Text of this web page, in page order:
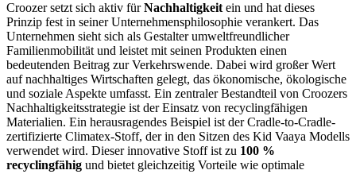
Croozer setzt sich aktiv fürNachhaltigkeit ein und hat dieses
Prinzip fest in seiner Unternehmensphilosophie verankert. Das
Unternehmen sieht sich als Gestalter umweltfreundlicher
Familienmobilität und leistet mit seinen Produkten einen
bedeutenden Beitrag zur Verkehrswende. Dabei wird großer Wert
auf nachhaltiges Wirtschaften gelegt, das ökonomische, ökologische
und soziale Aspekte umfasst. Ein zentraler Bestandteil von Croozers
Nachhaltigkeitsstrategie ist der Einsatz von recyclingfähigen
Materialien. Ein herausragendes Beispiel ist der Cradle-to-Cradle-
zertifizierte Climatex-Stoff, der in den Sitzen des Kid Vaaya Modells
verwendet wird. Dieser innovative Stoff ist zu 100 %
recyclingfähig und bietet gleichzeitig Vorteile wie optimale